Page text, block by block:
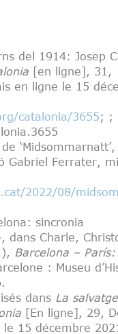
del 1914: Josep
[en ligne], 31,
en ligne le 15
catalonia/3655; ;
Gabriel Ferrater,
2022/08/
sincronia
dans Charle,
Barcelona –
: Museu
dans La salvatge
[En ligne], 29,
15 décembre